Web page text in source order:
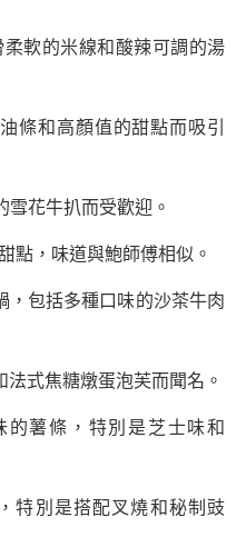
軟的米線和酸辣可調的湯
條和高顏值的甜點而吸引
雪花牛扒而受歡迎。
點，味道與鮑師傅相似。
，包括多種口味的沙茶牛肉
式焦糖燉蛋泡芙而聞名。
的薯條，特別是芝士味和
特別是搭配叉燒和秘制豉